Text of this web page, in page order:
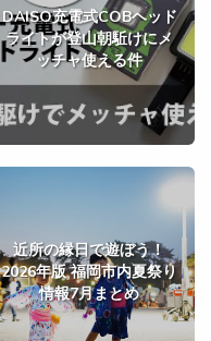
DAISO充電式COBヘッド
ライトが登山朝駈けにメ
ッチャ使える件
近所の縁日で遊ぼう！
2026年版 福岡市内夏祭り
情報7月まとめ